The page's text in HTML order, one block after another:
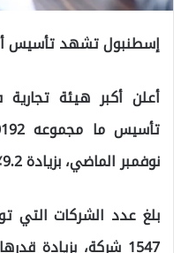
إسطنبول تشهد تأسيس أكثر من 10 آلاف
أعلن أكبر هيئة
نوفمبر الماضي، بزيادة 9.2٪ على أساس شهري.
بلغ عدد الشركات التي